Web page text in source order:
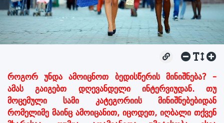
როგორ უნდა ამოიცნოთ ბედისწერის მინიშნება? -
ამას გაიგებთ დღევანდელი ინტერვიუდან. თუ
მოცემული სამი კატეგორიის მინიშნებებიდან
რომელიმე მაინც ამოიცანით, იცოდეთ, იღბალი თქვენ